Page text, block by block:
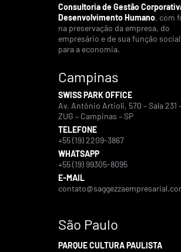
Consultoria de Gestão
Desenvolvimento Humano, com
na preservação da empresa, do
empresário e de sua função social
para a economia.
Campinas
SWISS PARK OFFICE
Av. Antônio Artioli, 570 – Sala 231
ZUG – Campinas – SP
TELEFONE
+55 (19) 2209-3867
WHATSAPP
+55 (19) 99305-8095
E-MAIL
São Paulo
PARQUE CULTURA PAULISTA